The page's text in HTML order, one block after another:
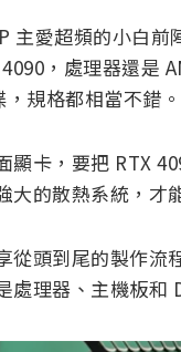
主愛超頻的小白
，處理器還是
，規格都相當不錯。
顯卡，要把 RTX
大的散熱系統，才
從頭到尾的製作流
處理器、主機板和